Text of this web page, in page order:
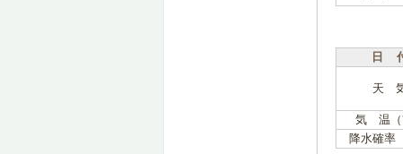
日
天
気 温
降水確率